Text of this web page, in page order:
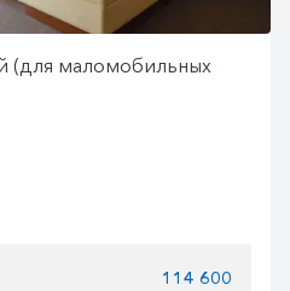
(для маломобильных
114 600